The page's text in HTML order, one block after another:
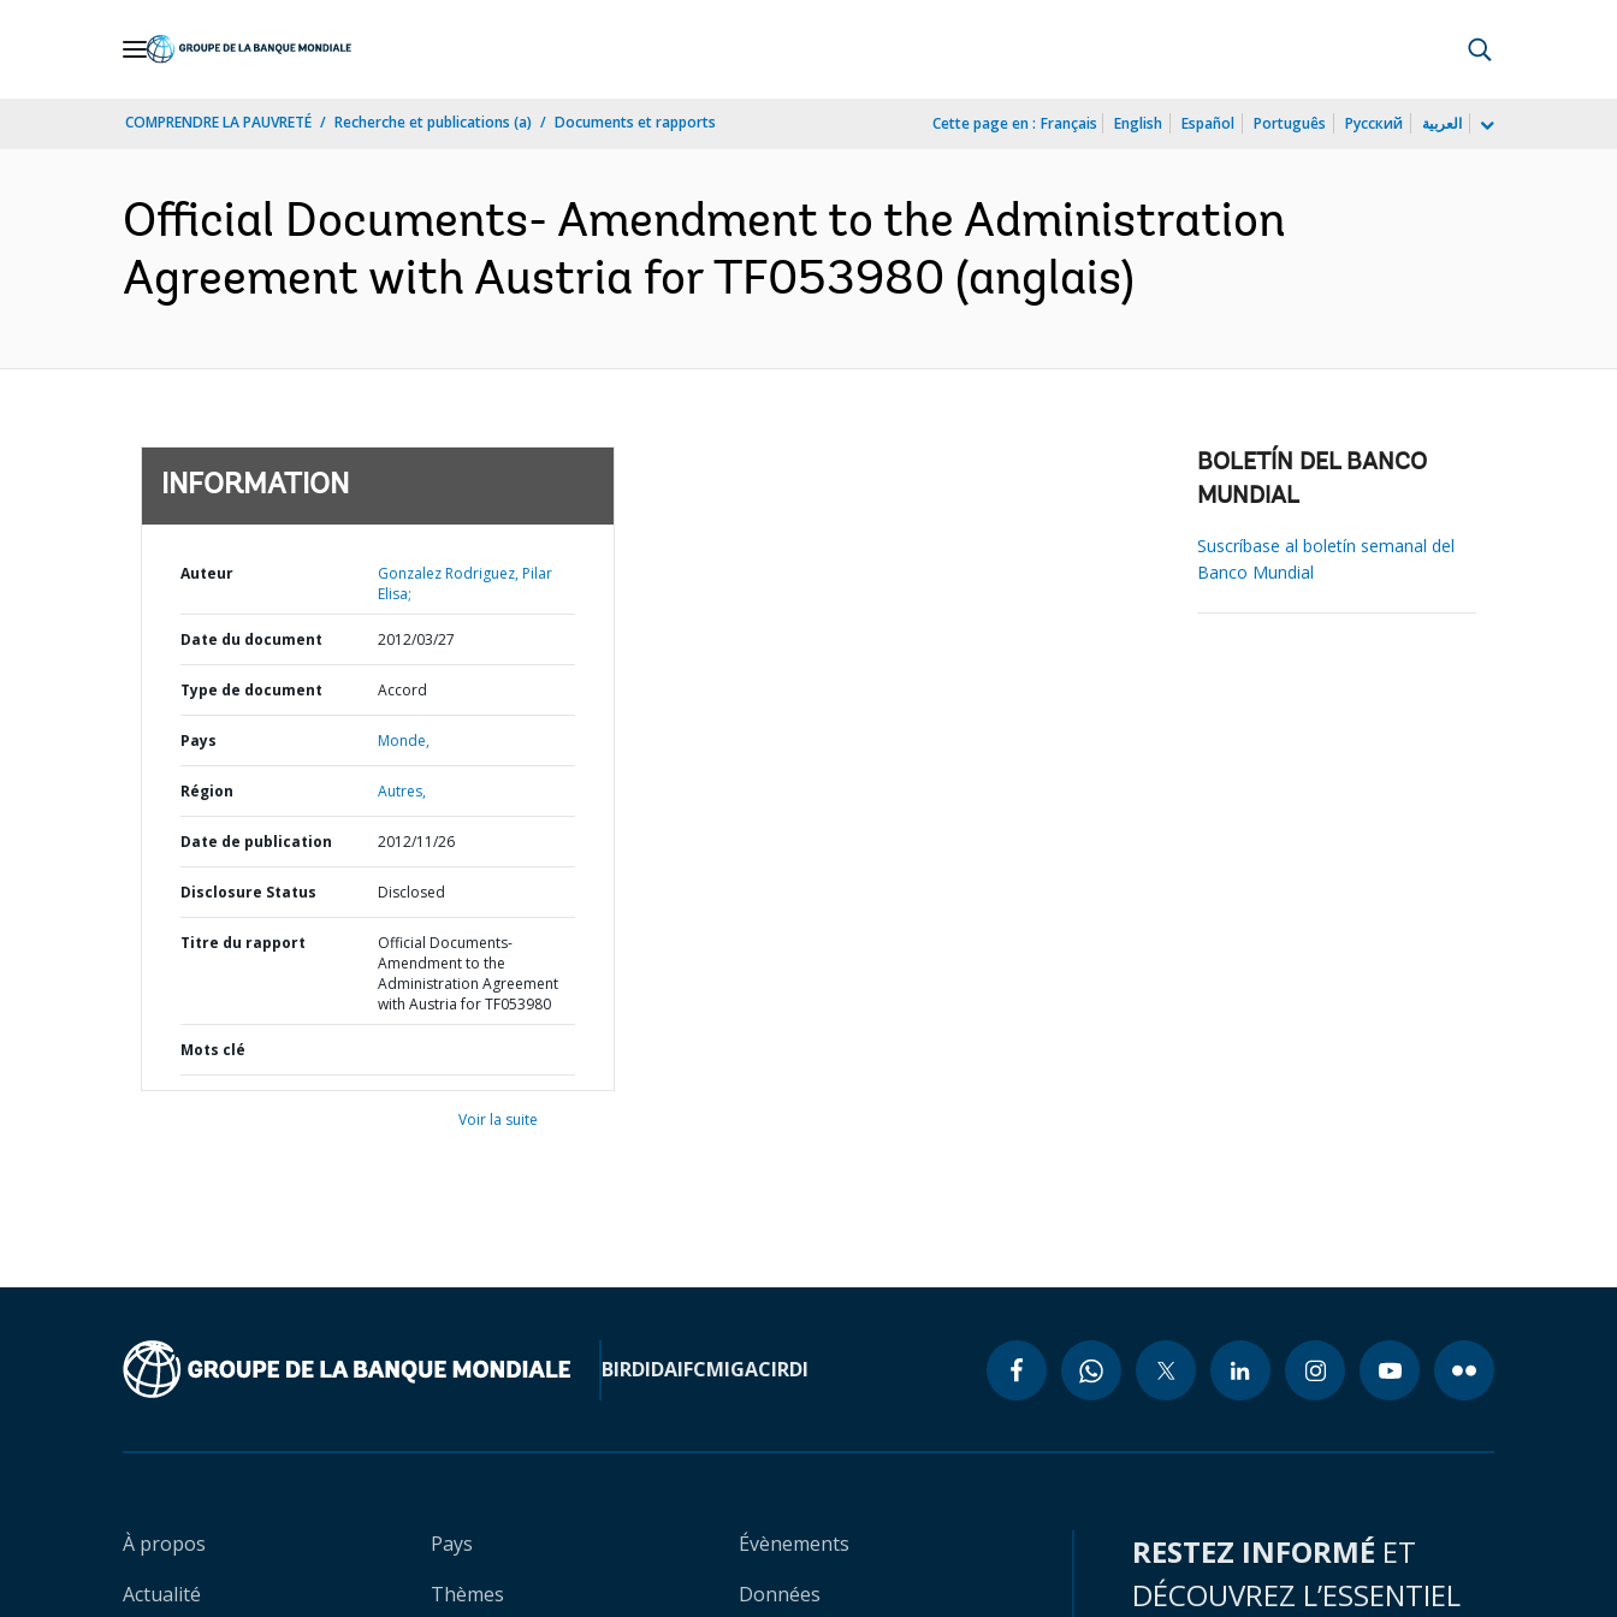
COMPRENDRE LA PAUVRETÉ Recherche et publications (a) Documents et rapports Cette page en : Français English Español Português Русский العربية
Official Documents- Amendment to the Administration
Agreement with Austria for TF053980 (anglais)
INFORMATION
Auteur
Gonzalez Rodriguez, Pilar
Elisa;
Date du document 2012/03/27
Type de document Accord
Pays Monde,
Région Autres,
Date de publication 2012/11/26
Disclosure Status Disclosed
Titre du rapport
Official Documents-
Amendment to the
Administration Agreement
with Austria for TF053980
Mots clé
Voir la suite
BOLETÍN DEL BANCO
MUNDIAL
Suscríbase al boletín semanal del
Banco Mundial
BIRDIDAIFCMIGACIRDI
À propos
Actualité
Pays
Thèmes
Évènements
Données
RESTEZ INFORMÉ ET
DÉCOUVREZ L’ESSENTIEL